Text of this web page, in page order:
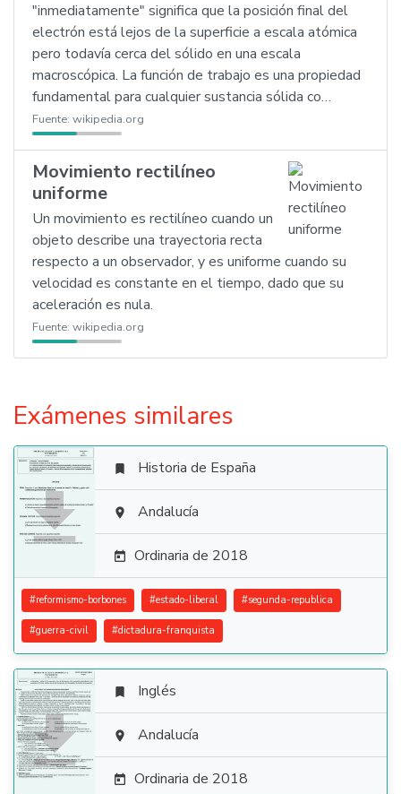
"inmediatamente" significa que la posición final del
electrón está lejos de la superficie a escala atómica
pero todavía cerca del sólido en una escala
macroscópica. La función de trabajo es una propiedad
fundamental para cualquier sustancia sólida co…
Fuente: wikipedia.org
Movimiento rectilíneo
uniforme
Un movimiento es rectilíneo cuando un
objeto describe una trayectoria recta
respecto a un observador, y es uniforme cuando su
velocidad es constante en el tiempo, dado que su
aceleración es nula.
Fuente: wikipedia.org
Exámenes similares

 Historia de España
 Andalucía
 Ordinaria de 2018
#reformismo-borbones #estado-liberal #segunda-republica
#guerra-civil #dictadura-franquista

 Inglés
 Andalucía
 Ordinaria de 2018